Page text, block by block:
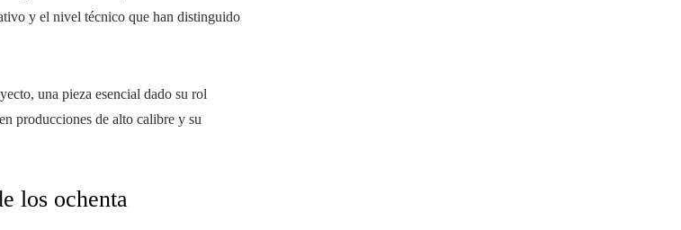
y el nivel técnico que han distinguido
una pieza esencial dado su rol
producciones de alto calibre y su
los ochenta